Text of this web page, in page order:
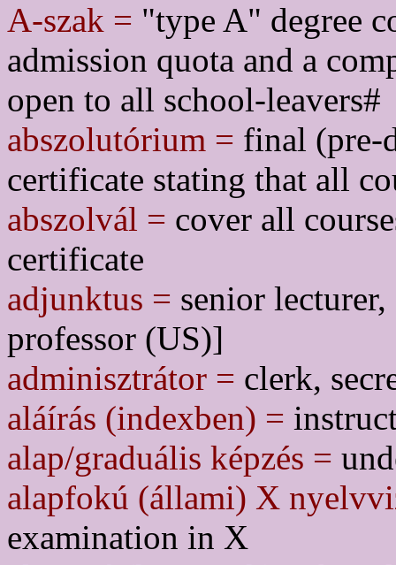
A-szak = "type A" degree
admission quota and a
open to all school-leavers#
abszolutórium = final (pre-
certificate stating that all
abszolvál = cover all
certificate
adjunktus = senior
professor (US)]
adminisztrátor = clerk,
aláírás (indexben) =
alap/graduális képzés =
alapfokú (állami) X
examination in X